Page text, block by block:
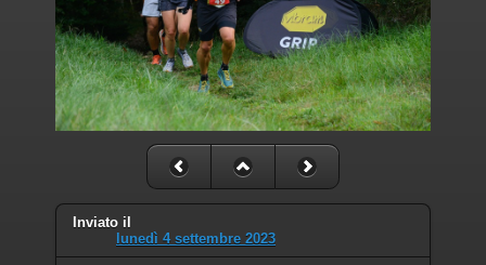
Inviato il
lunedì 4 settembre 2023